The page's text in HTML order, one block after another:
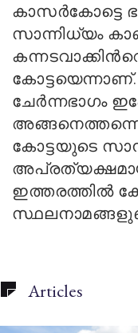
കാസര്‍കോട്ടെ
സാന്നിധ്യം
ചേര്‍ന്നഭാഗം
കോട്ടയുടെ
ഇത്തരത്തില്‍
Articles